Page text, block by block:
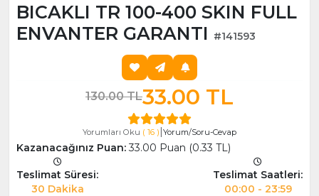
BICAKLI TR 100-400 SKIN FULL
ENVANTER GARANTI #141593
130.00 TL33.00 TL
Yorumları Oku ( 16 ) |Yorum/Soru-Cevap
Kazanacağınız Puan: 33.00 Puan (0.33 TL)
Teslimat Süresi:
30 Dakika
Teslimat Saatleri:
00:00 - 23:59